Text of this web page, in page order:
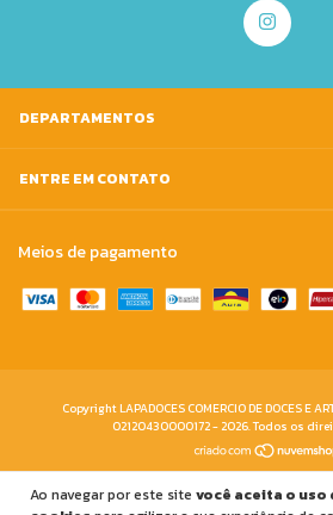
Ao navegar por este site você aceita o uso
DEPARTAMENTOS
ENTRE EM CONTATO
Meios de pagamento
Copyright LAPADOCES COMERCIO DE DOCES E
02120430000172 - 2026. Todos os